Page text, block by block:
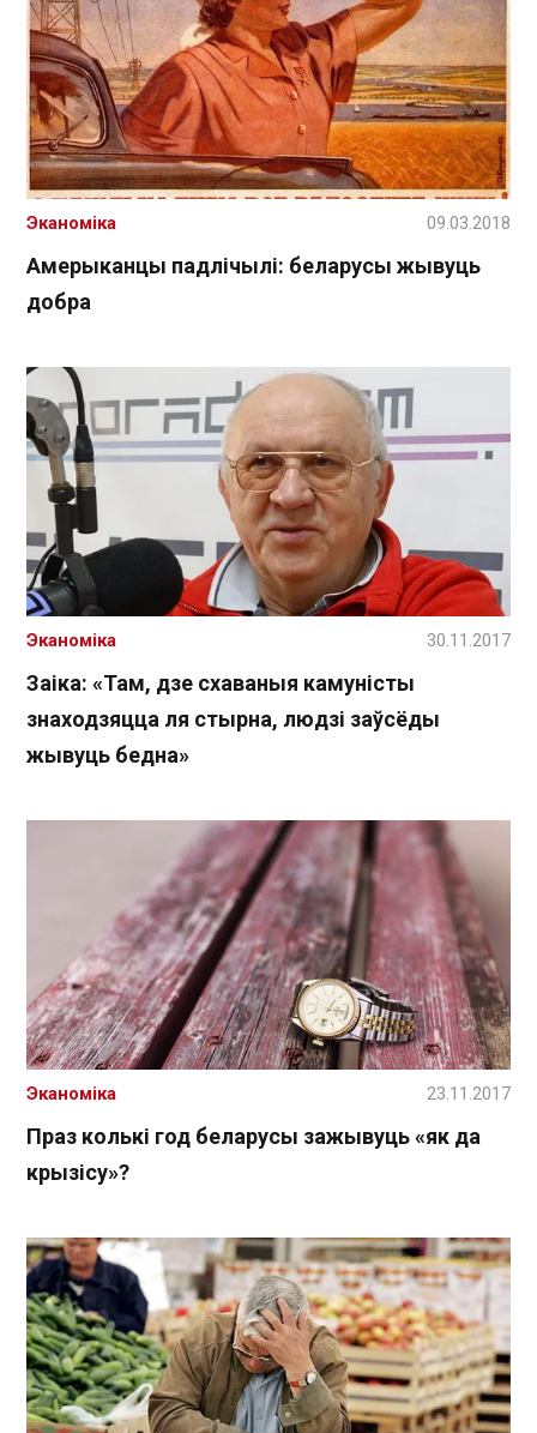
Амерыканцы падлічылі: беларусы жывуць
добра
Эканоміка 09.03.2018
Заіка: «Там, дзе схаваныя камуністы
знаходзяцца ля стырна, людзі заўсёды
жывуць бедна»
Эканоміка 30.11.2017
Праз колькі год беларусы зажывуць «як да
крызісу»?
Эканоміка 23.11.2017